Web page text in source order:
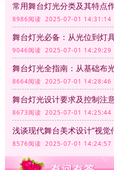
常用舞台灯光分类及其特点
8986阅读 2025-07-01 14:31:14
舞台灯光必备：从光位到灯
9046阅读 2025-07-01 14:29:29
8664阅读 2025-07-01 14:28:46
舞台灯光设计要求及控制注
8673阅读 2025-07-01 14:25:44
8576阅读 2025-07-01 14:24:57